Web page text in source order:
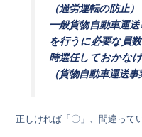
（過労運転の防止）
一般貨物自動車運
を行うに必要な員
時選任しておかな
（貨物自動車運送
正しければ「〇」、間違って